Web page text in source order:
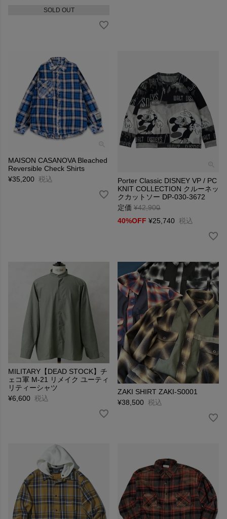
SOLD OUT
MAISON CASANOVA Bleached
Reversible Check Shirts
¥35,200 税込
Porter Classic DISNEY VP / PC
KNIT COLLECTION クルーネッ
クカットソー DP-030-3672
定価 ¥42,900
→
40%OFF ¥25,740 税込
MILITARY【DEAD STOCK】チ
ェコ軍 M-21 リメイク ユーティ
リティーシャツ
¥6,600 税込
ZAKI SHIRT ZAKI-S0001
¥38,500 税込